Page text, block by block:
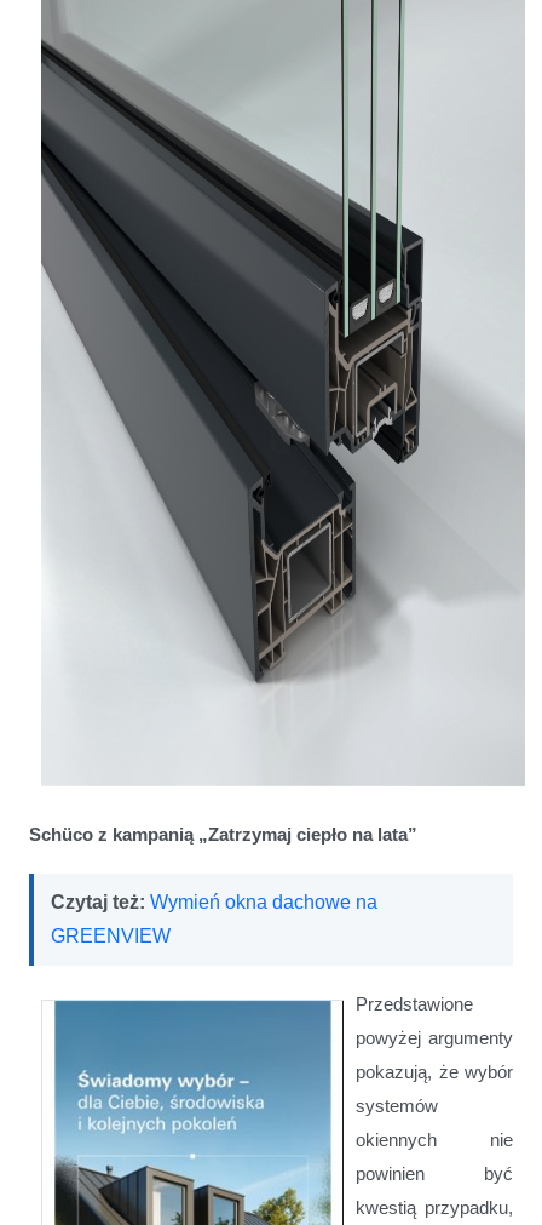
Schüco z kampanią „Zatrzymaj ciepło na lata”
Czytaj też: Wymień okna dachowe na
GREENVIEW
Przedstawione
powyżej argumenty
pokazują, że wybór
systemów
okiennych nie
powinien być
kwestią przypadku,